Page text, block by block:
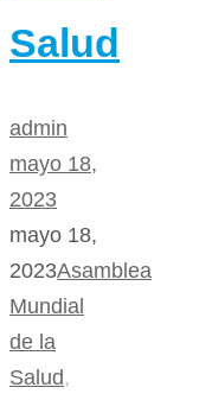
Salud
admin
mayo 18,
2023
mayo 18,
2023Asamblea
Mundial
de la
Salud ,